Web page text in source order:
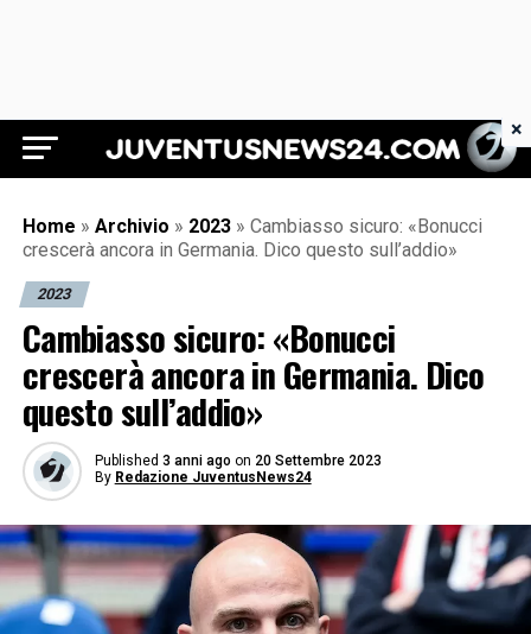
Juventus News 24
Home » Archivio » 2023 » Cambiasso sicuro: «Bonucci
crescerà ancora in Germania. Dico questo sull’addio»
2023
Cambiasso sicuro: «Bonucci
crescerà ancora in Germania. Dico
questo sull’addio»
Published 3 anni ago on 20 Settembre 2023
By Redazione JuventusNews24
×